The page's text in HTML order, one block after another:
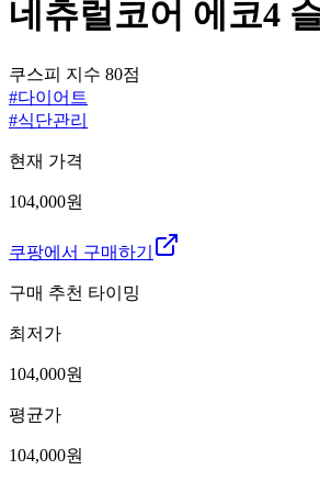
네츄럴코어 에코4
쿠스피 지수 80점
#다이어트
#식단관리
현재 가격
104,000원
쿠팡에서 구매하기
구매 추천 타이밍
최저가
104,000원
평균가
104,000원